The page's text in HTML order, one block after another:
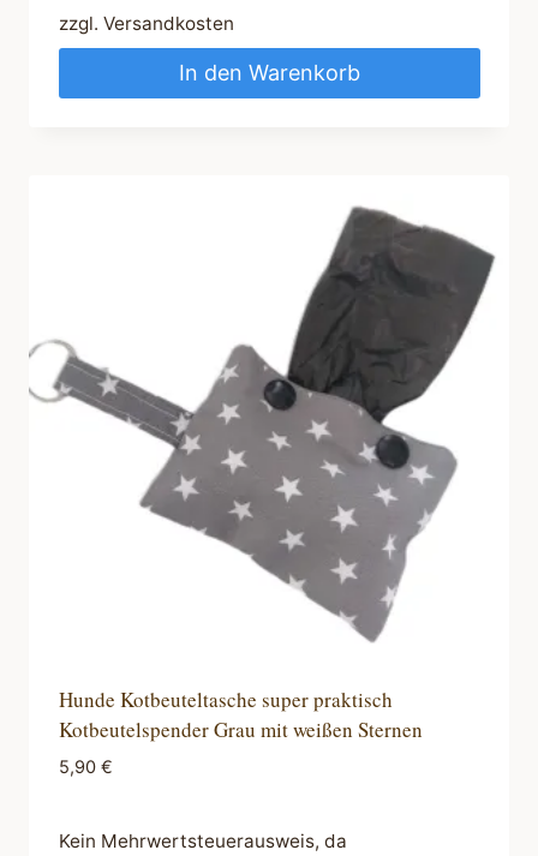
zzgl. Versandkosten
In den Warenkorb
Hunde Kotbeuteltasche super praktisch
Kotbeutelspender Grau mit weißen Sternen
5,90 €
Kein Mehrwertsteuerausweis, da